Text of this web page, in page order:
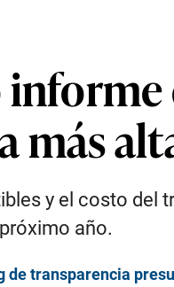
más
y el costo del
año.
de transparencia